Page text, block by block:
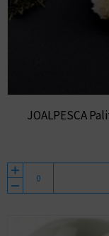
JOALPESCA